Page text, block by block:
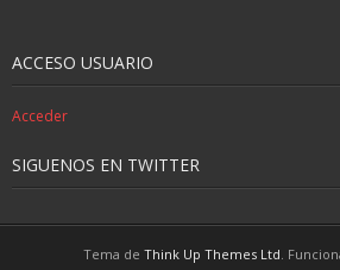
ACCESO USUARIO
Acceder
SIGUENOS EN TWITTER
Tema de Think Up Themes Ltd.